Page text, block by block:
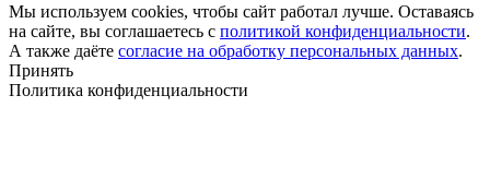
Мы используем cookies, чтобы сайт работал лучше. Оставаясь
на сайте, вы соглашаетесь с политикой конфиденциальности.
А также даёте согласие на обработку персональных данных.
Принять
Политика конфиденциальности